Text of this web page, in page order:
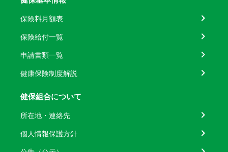
保険料月額表
保険給付一覧
申請書類一覧
健康保険制度解説
健保組合について
所在地・連絡先
個人情報保護方針